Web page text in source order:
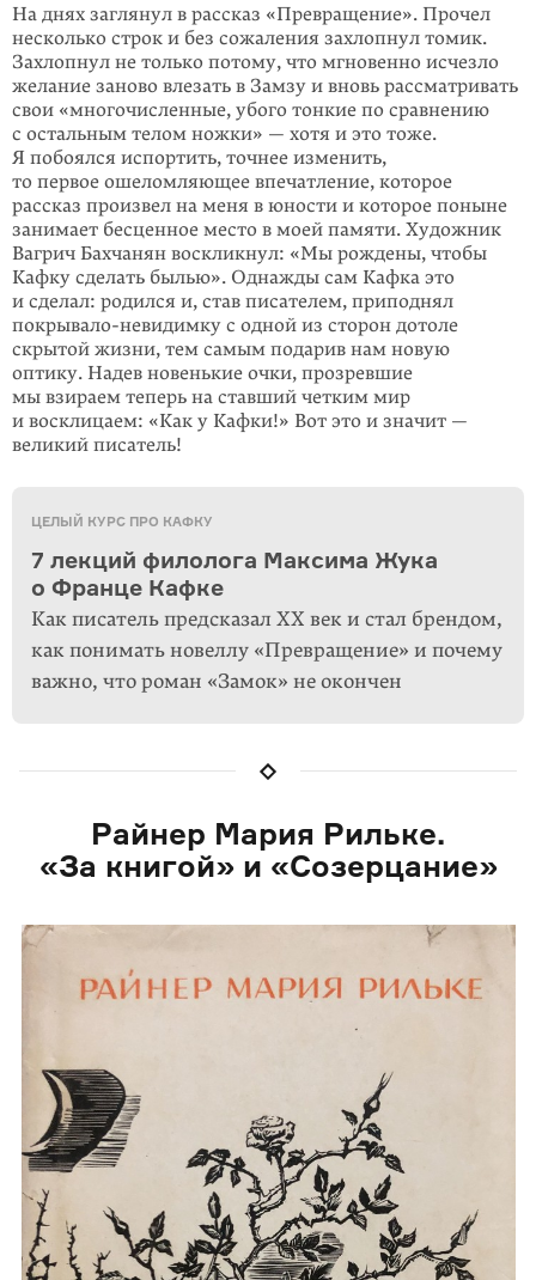
На днях заглянул в рассказ «Превращение». Прочел
несколько строк и без сожаления захлопнул томик.
Захлопнул не только потому, что мгновенно исчезло
желание заново влезать в Замзу и вновь рассматривать
свои «много­численные, убого тонкие по сравнению
с остальным телом ножки» — хотя и это тоже.
Я побоялся испортить, точнее изменить,
то первое ошеломляющее впечатление, которое
рассказ произвел на меня в юности и которое поныне
занимает бесценное место в моей памяти. Художник
Вагрич Бахчанян воскликнул: «Мы рождены, чтобы
Кафку сделать былью». Однажды сам Кафка это
и сделал: родился и, став писателем, приподнял
покрывало-невидимку с одной из сторон дотоле
скрытой жизни, тем самым подарив нам новую
оптику. Надев новенькие очки, прозревшие
мы взираем теперь на ставший четким мир
и восклицаем: «Как у Кафки!» Вот это и значит —
великий писатель!
ЦЕЛЫЙ КУРС ПРО КАФКУ
7 лекций филолога Максима Жука
о Франце Кафке
Как писатель предсказал XX век и стал брендом,
как понимать новеллу «Превращение» и почему
важно, что роман «Замок» не окончен
Райнер Мария Рильке.
«За книгой» и «Созерцание»